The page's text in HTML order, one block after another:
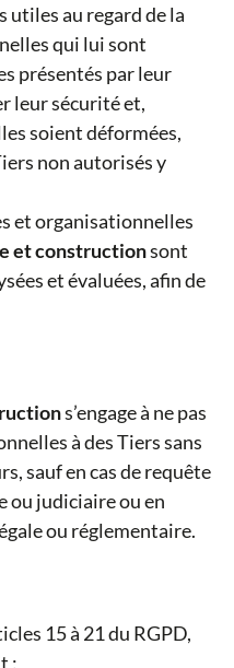
utiles au regard de la
qui lui sont
présentés par leur
leur sécurité et,
soient déformées,
non autorisés y
et organisationnelles
et constructionsont
et évaluées, afin de
s’engage à ne pas
à des Tiers sans
sauf en cas de requête
judiciaire ou en
ou réglementaire.
15 à 21 du RGPD,
: